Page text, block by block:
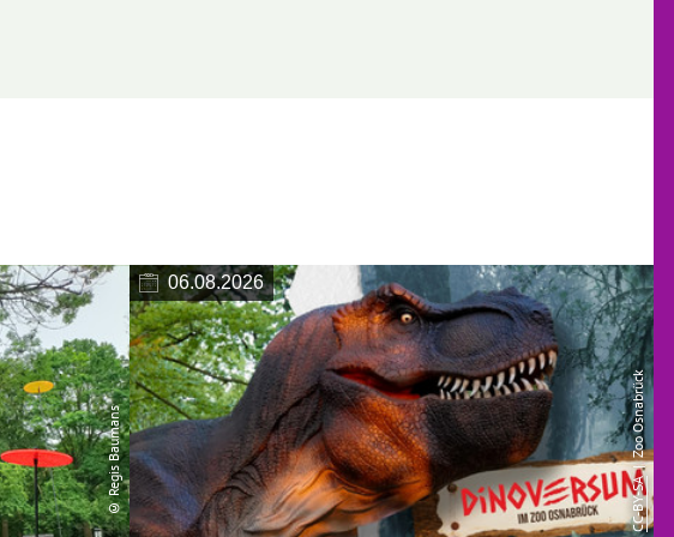
© Regis Baumans
06.08.2026
CC-BY-SA
| Zoo Osnabrück